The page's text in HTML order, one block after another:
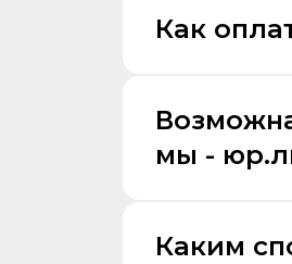
Как
мы -
Каким